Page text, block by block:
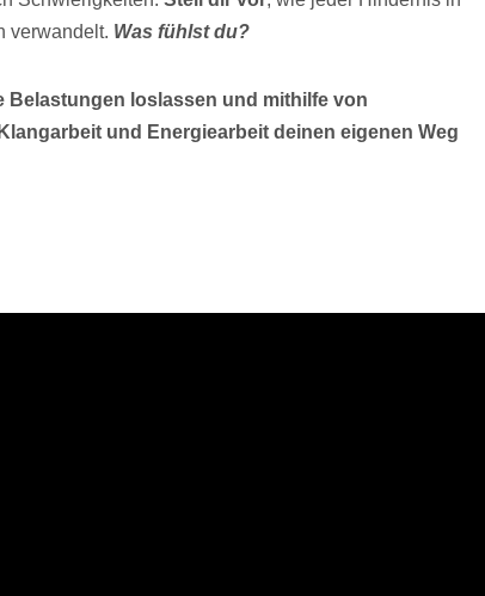
verwandelt. Was fühlst du?
Belastungen loslassen und mithilfe von
und Energiearbeit deinen eigenen Weg